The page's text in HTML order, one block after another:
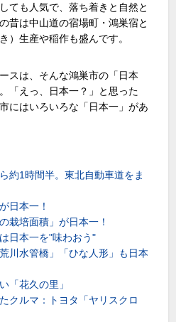
ても人気で、落ち着きと自然と
昔は中山道の宿場町・鴻巣宿と
）生産や稲作も盛んです。
スは、そんな鴻巣市の「日本
「えっ、日本一？」と思った
にはいろいろな「日本一」があ
約1時間半。東北自動車道をま
日本一！
培面積」が日本一！
日本一を"味わおう"
川水管橋」「ひな人形」も日本
「花久の里」
クルマ：トヨタ「ヤリスクロ